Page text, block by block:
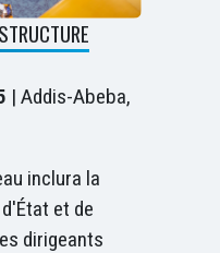
| Addis-Abeba,
inclura la
et de
dirigeants